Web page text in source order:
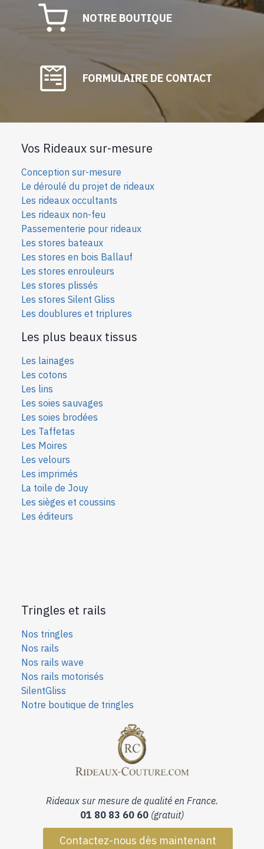
NOTRE BOUTIQUE
FORMULAIRE DE CONTACT
Vos Rideaux sur-mesure
Conception sur-mesure
Le déroulé du projet de rideaux
Les rideaux occultants
Les rideaux non-feu
Passementerie pour rideaux
Les stores bateaux
Les stores en bois Ballauf
Les stores enrouleurs
Les stores plissés
Les stores Silent Gliss
Les doublures et triplures
Les plus beaux tissus
Les lainages
Les cotons
Les lins
Les soies sauvages
Les soies brodées
Les Taffetas
Les Moires
Les velours
Les imprimés
La toile de Jouy
Les sièges et coussins
Les éditeurs
Tringles et rails
Nos tringles
Nos rails
Nos rails wave
Nos rails motorisés
SilentGliss
Notre boutique de tringles
Rideaux sur mesure de qualité en France.
01 80 83 60 60 (gratuit)
Contactez-nous dès maintenant